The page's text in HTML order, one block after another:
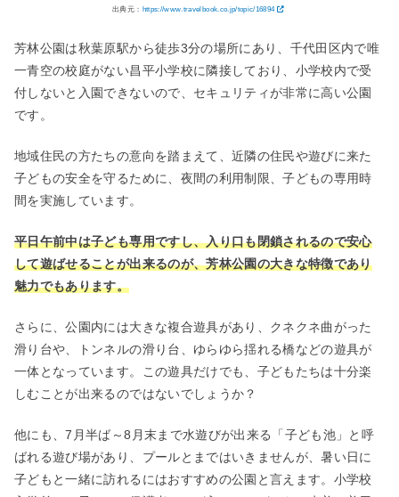
出典元： https://www.travelbook.co.jp/topic/16894
芳林公園は秋葉原駅から徒歩3分の場所にあり、千代田区内で唯
一青空の校庭がない昌平小学校に隣接しており、小学校内で受
付しないと入園できないので、セキュリティが非常に高い公園
です。
地域住民の方たちの意向を踏まえて、近隣の住民や遊びに来た
子どもの安全を守るために、夜間の利用制限、子どもの専用時
間を実施しています。
平日午前中は子ども専用ですし、入り口も閉鎖されるので安心
して遊ばせることが出来るのが、芳林公園の大きな特徴であり
魅力でもあります。
さらに、公園内には大きな複合遊具があり、クネクネ曲がった
滑り台や、トンネルの滑り台、ゆらゆら揺れる橋などの遊具が
一体となっています。この遊具だけでも、子どもたちは十分楽
しむことが出来るのではないでしょうか？
他にも、7月半ば～8月末まで水遊びが出来る「子ども池」と呼
ばれる遊び場があり、プールとまではいきませんが、暑い日に
子どもと一緒に訪れるにはおすすめの公園と言えます。小学校